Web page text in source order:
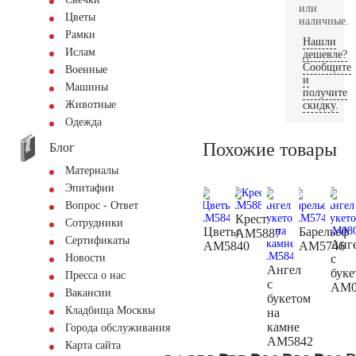
Цветы
Рамки
Ислам
Военные
Машины
Животные
Одежда
Блог
Материалы
Эпитафии
Вопрос - Ответ
Сотрудники
Сертификаты
Новости
Пресса о нас
Вакансии
Кладбища Москвы
Города обслуживания
Карта сайта
или
наличные.
Нашли
дешевле?
Сообщите
и
получите
скидку.
Похожие товары
Цветы
AM5840
Крест
AM5887
Ангел
с
букетом
на
камне
AM5842
Барельеф
AM5746
с